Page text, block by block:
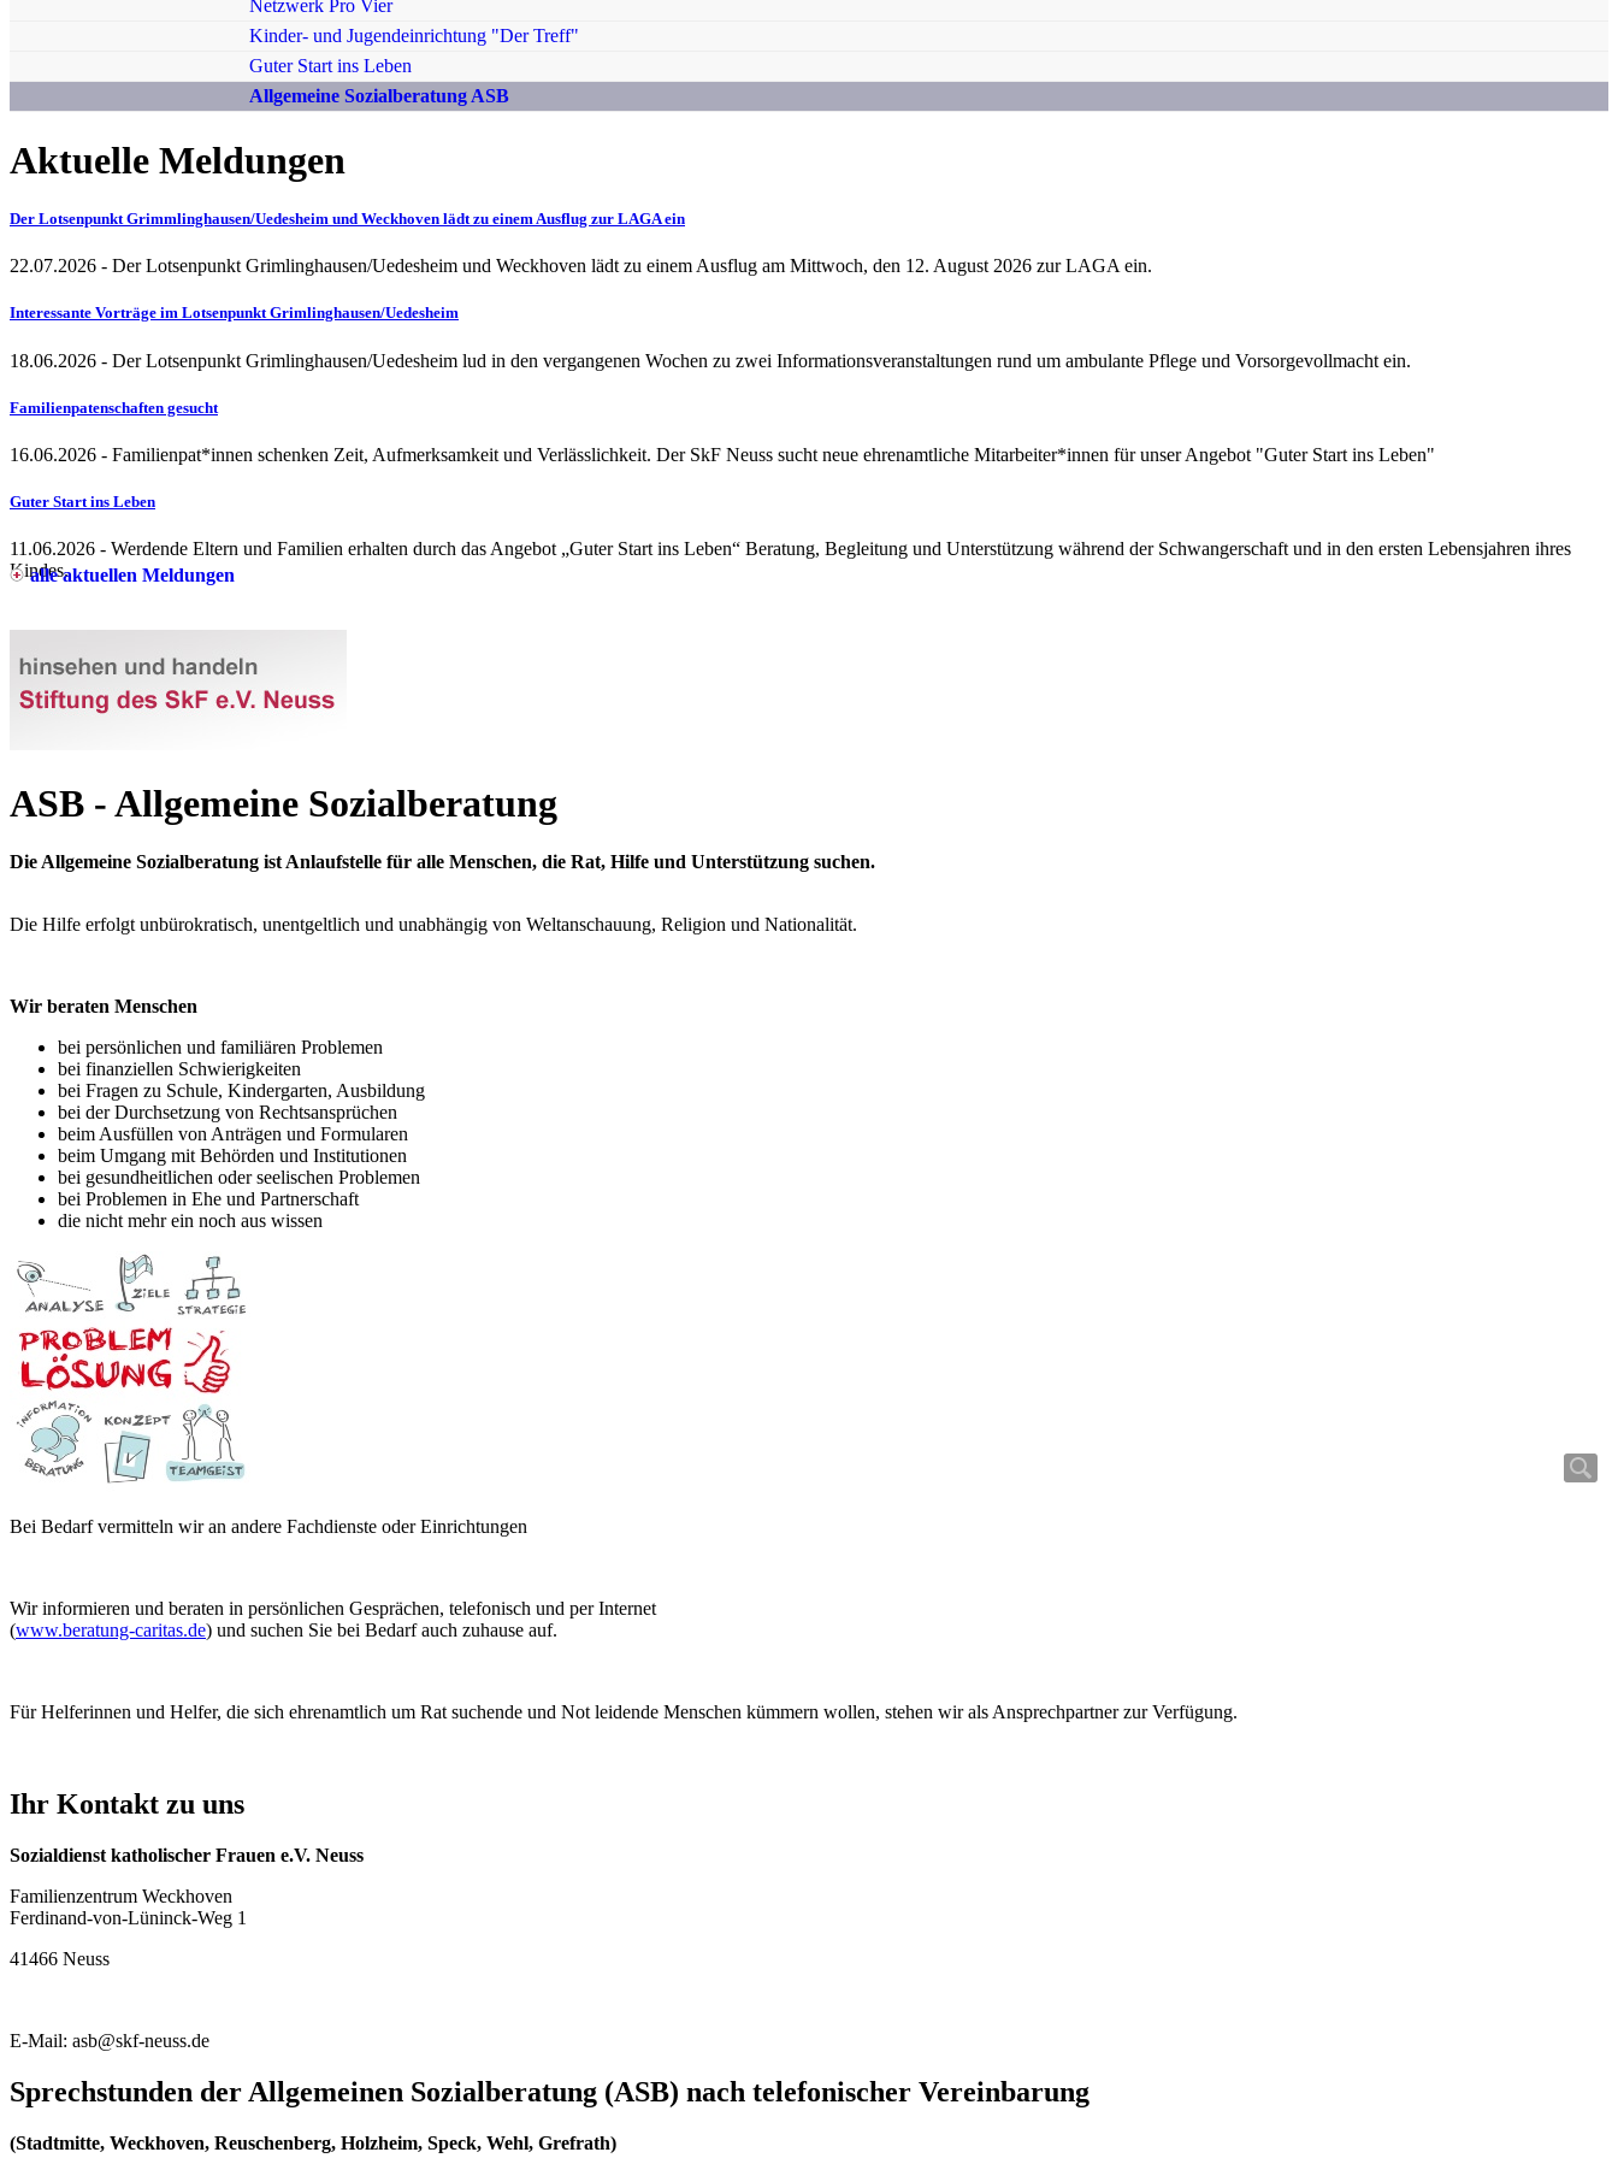
Netzwerk Pro Vier
Kinder- und Jugendeinrichtung "Der Treff"
Guter Start ins Leben
Allgemeine Sozialberatung ASB
Aktuelle Meldungen
Der Lotsenpunkt Grimmlinghausen/Uedesheim und Weckhoven lädt zu einem Ausflug zur LAGA ein
22.07.2026 - Der Lotsenpunkt Grimlinghausen/Uedesheim und Weckhoven lädt zu einem Ausflug am Mittwoch, den 12. August 2026 zur LAGA ein.
Interessante Vorträge im Lotsenpunkt Grimlinghausen/Uedesheim
18.06.2026 - Der Lotsenpunkt Grimlinghausen/Uedesheim lud in den vergangenen Wochen zu zwei Informationsveranstaltungen rund um ambulante Pflege und Vorsorgevollmacht ein.
Familienpatenschaften gesucht
16.06.2026 - Familienpat*innen schenken Zeit, Aufmerksamkeit und Verlässlichkeit. Der SkF Neuss sucht neue ehrenamtliche Mitarbeiter*innen für unser Angebot "Guter Start ins Leben"
Guter Start ins Leben
11.06.2026 - Werdende Eltern und Familien erhalten durch das Angebot „Guter Start ins Leben“ Beratung, Begleitung und Unterstützung während der Schwangerschaft und in den ersten Lebensjahren ihres
Kindes.
alle aktuellen Meldungen
ASB - Allgemeine Sozialberatung
Die Allgemeine Sozialberatung ist Anlaufstelle für alle Menschen, die Rat, Hilfe und Unterstützung suchen.
Die Hilfe erfolgt unbürokratisch, unentgeltlich und unabhängig von Weltanschauung, Religion und Nationalität.
Wir beraten Menschen
bei persönlichen und familiären Problemen
bei finanziellen Schwierigkeiten
bei Fragen zu Schule, Kindergarten, Ausbildung
bei der Durchsetzung von Rechtsansprüchen
beim Ausfüllen von Anträgen und Formularen
beim Umgang mit Behörden und Institutionen
bei gesundheitlichen oder seelischen Problemen
bei Problemen in Ehe und Partnerschaft
die nicht mehr ein noch aus wissen
Bei Bedarf vermitteln wir an andere Fachdienste oder Einrichtungen
Wir informieren und beraten in persönlichen Gesprächen, telefonisch und per Internet
(www.beratung-caritas.de) und suchen Sie bei Bedarf auch zuhause auf.
Für Helferinnen und Helfer, die sich ehrenamtlich um Rat suchende und Not leidende Menschen kümmern wollen, stehen wir als Ansprechpartner zur Verfügung.
Ihr Kontakt zu uns
Sozialdienst katholischer Frauen e.V. Neuss
Familienzentrum Weckhoven
Ferdinand-von-Lüninck-Weg 1
41466 Neuss
E-Mail: asb@skf-neuss.de
Sprechstunden der Allgemeinen Sozialberatung (ASB) nach telefonischer Vereinbarung
(Stadtmitte, Weckhoven, Reuschenberg, Holzheim, Speck, Wehl, Grefrath)